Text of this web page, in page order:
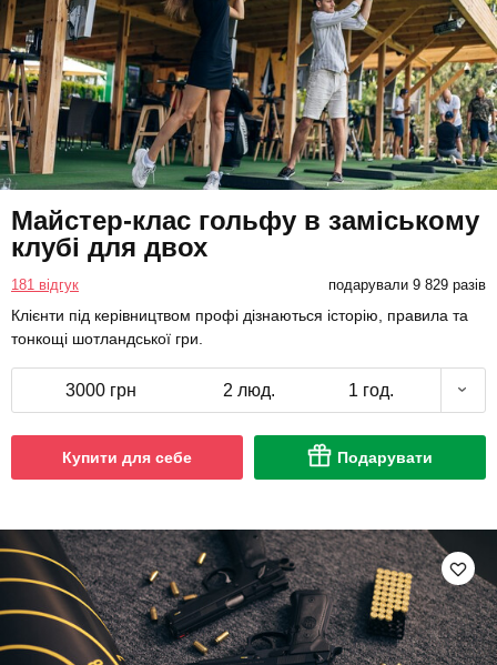
Майстер-клас гольфу в заміському
клубі для двох
181 відгук подарували 9 829 разів
Клієнти під керівництвом профі дізнаються історію, правила та
тонкощі шотландської гри.
3000 грн 2 люд. 1 год.
Купити для себе Подарувати